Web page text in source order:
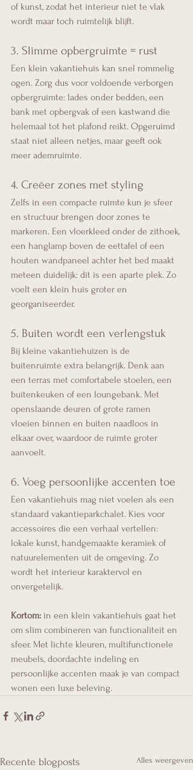
of kunst, zodat het interieur niet te vlak
wordt maar toch ruimtelijk blijft.
3. Slimme opbergruimte = rust
Een klein vakantiehuis kan snel rommelig
ogen. Zorg dus voor voldoende verborgen
opbergruimte: lades onder bedden, een
bank met opbergvak of een kastwand die
helemaal tot het plafond reikt. Opgeruimd
staat niet alleen netjes, maar geeft ook
meer ademruimte.
4. Creëer zones met styling
Zelfs in een compacte ruimte kun je sfeer
en structuur brengen door zones te
markeren. Een vloerkleed onder de zithoek,
een hanglamp boven de eettafel of een
houten wandpaneel achter het bed maakt
meteen duidelijk: dit is een aparte plek. Zo
voelt een klein huis groter en
georganiseerder.
5. Buiten wordt een verlengstuk
Bij kleine vakantiehuizen is de
buitenruimte extra belangrijk. Denk aan
een terras met comfortabele stoelen, een
buitenkeuken of een loungebank. Met
openslaande deuren of grote ramen
vloeien binnen en buiten naadloos in
elkaar over, waardoor de ruimte groter
aanvoelt.
6. Voeg persoonlijke accenten toe
Een vakantiehuis mag niet voelen als een
standaard vakantieparkchalet. Kies voor
accessoires die een verhaal vertellen:
lokale kunst, handgemaakte keramiek of
natuurelementen uit de omgeving. Zo
wordt het interieur karaktervol en
onvergetelijk.
Kortom: in een klein vakantiehuis gaat het
om slim combineren van functionaliteit en
sfeer. Met lichte kleuren, multifunctionele
meubels, doordachte indeling en
persoonlijke accenten maak je van compact
wonen een luxe beleving.
Recente blogposts Alles weergeven